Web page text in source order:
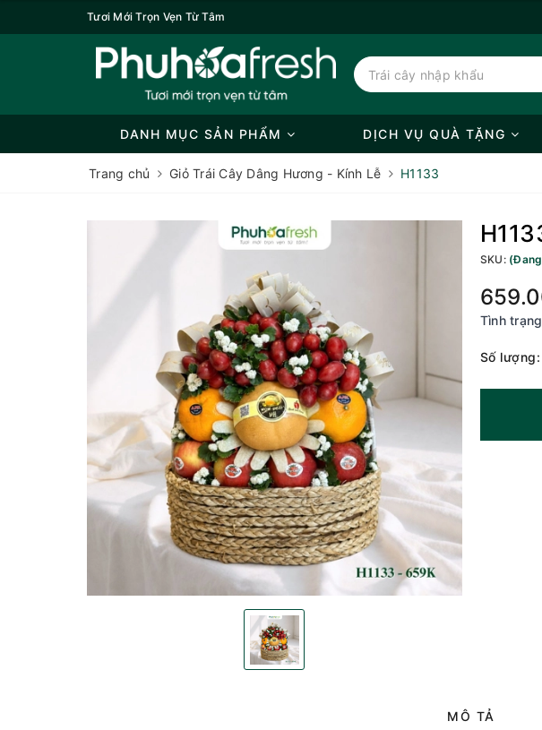
Tươi Mới Trọn Vẹn Từ Tâm
DANH MỤC SẢN PHẨM DỊCH VỤ QUÀ TẶNG
Trang chủ Giỏ Trái Cây Dâng Hương - Kính Lễ H1133
SKU:
Tình
Số lượng:
MÔ TẢ